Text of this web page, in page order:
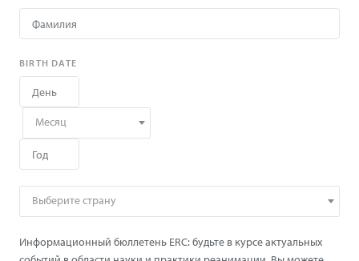
BIRTH DATE
Месяц
Выберите страну
Информационный бюллетень ERC: будьте в курсе актуальных